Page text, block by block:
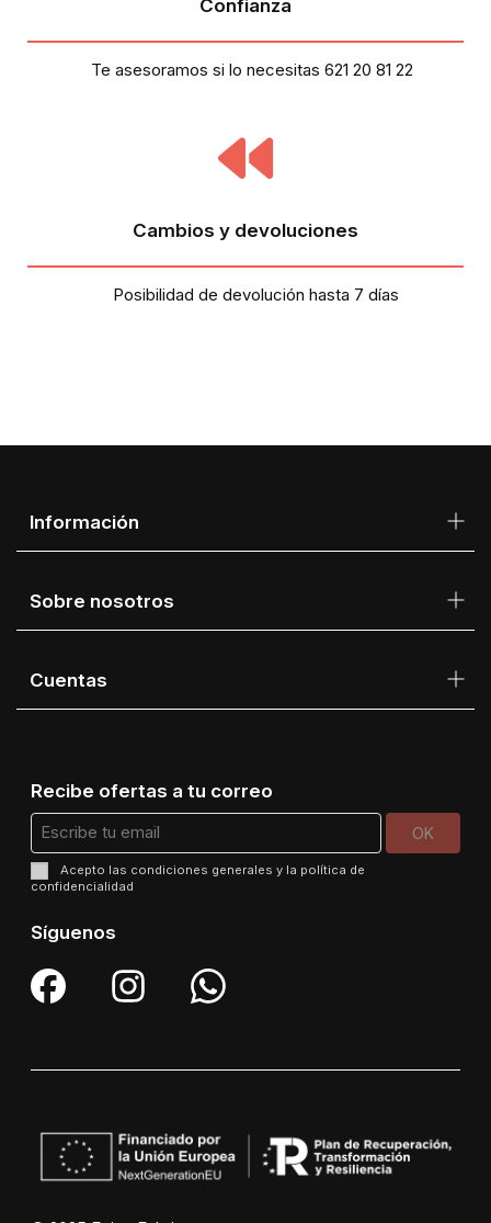
Confianza
Te asesoramos si lo necesitas 621 20 81 22
Cambios y devoluciones
Posibilidad de devolución hasta 7 días
Información
Sobre nosotros
Cuentas
Recibe ofertas a tu correo
Acepto las condiciones generales y la política de
confidencialidad
Síguenos